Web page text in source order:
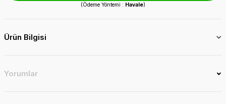
(Ödeme Yöntemi : Havale)
Ürün Bilgisi
Yorumlar